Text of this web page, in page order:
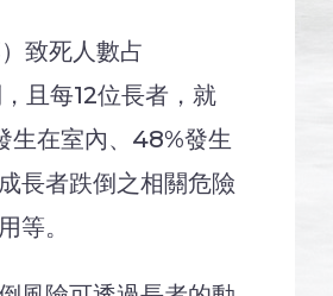
致死人數占
且每12位長者，就
生在室內、48%發生
長者跌倒之相關危險
等。